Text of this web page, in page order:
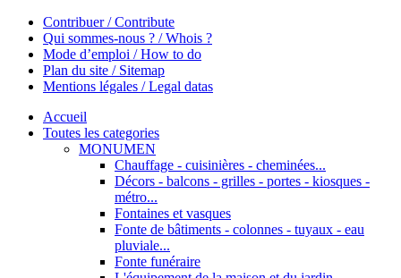
Contribuer / Contribute
Qui sommes-nous ? / Whois ?
Mode d’emploi / How to do
Plan du site / Sitemap
Mentions légales / Legal datas
Accueil
Toutes les categories
MONUMEN
Chauffage - cuisinières - cheminées...
Décors - balcons - grilles - portes - kiosques -
métro...
Fontaines et vasques
Fonte de bâtiments - colonnes - tuyaux - eau
pluviale...
Fonte funéraire